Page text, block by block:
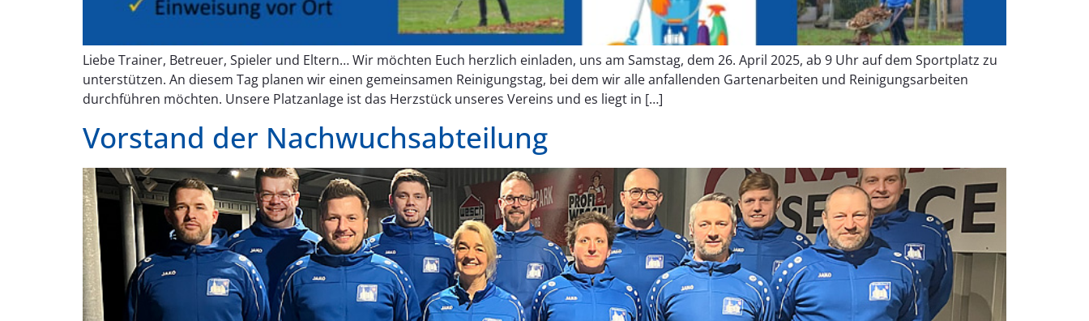
Liebe Trainer, Betreuer, Spieler und Eltern… Wir möchten Euch herzlich einladen, uns am Samstag, dem 26. April 2025, ab 9 Uhr auf dem Sportplatz zu
unterstützen. An diesem Tag planen wir einen gemeinsamen Reinigungstag, bei dem wir alle anfallenden Gartenarbeiten und Reinigungsarbeiten
durchführen möchten. Unsere Platzanlage ist das Herzstück unseres Vereins und es liegt in […]
Vorstand der Nachwuchsabteilung